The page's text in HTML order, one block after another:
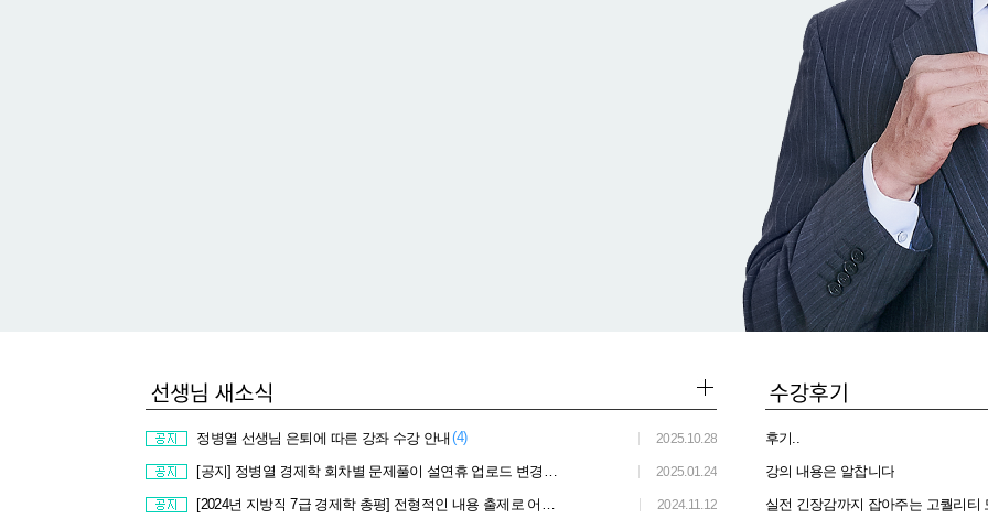
정병열 선생님 은퇴에 따른 강좌 수강 안내 (4) 2025.10.28
[공지] 정병열 경제학 회차별 문제풀이 설연휴 업로드 변경 안내 2025.01.24
[2024년 지방직 7급 경제학 총평] 전형적인 내용 출제로 어렵지 않은 시험 2024.11.12
후기..
강의 내용은 알찹니다
실전 긴장감까지 잡아주는 고퀄리티